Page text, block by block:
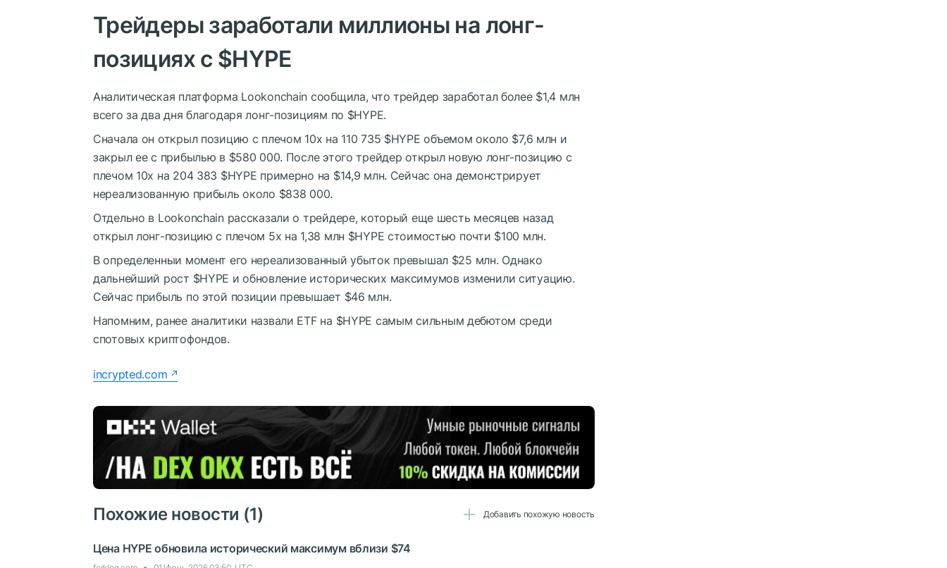
Трейдеры заработали миллионы на лонг-
позициях с $HYPE
Аналитическая платформа Lookonchain сообщила, что трейдер заработал более $1,4 млн
всего за два дня благодаря лонг-позициям по $HYPE.
Сначала он открыл позицию с плечом 10x на 110 735 $HYPE объемом около $7,6 млн и
закрыл ее с прибылью в $580 000. После этого трейдер открыл новую лонг-позицию с
плечом 10x на 204 383 $HYPE примерно на $14,9 млн. Сейчас она демонстрирует
нереализованную прибыль около $838 000.
Отдельно в Lookonchain рассказали о трейдере, который еще шесть месяцев назад
открыл лонг-позицию с плечом 5x на 1,38 млн $HYPE стоимостью почти $100 млн.
В определенныи момент его нереализованный убыток превышал $25 млн. Однако
дальнейший рост $HYPE и обновление исторических максимумов изменили ситуацию.
Сейчас прибыль по этой позиции превышает $46 млн.
Напомним, ранее аналитики назвали ETF на $HYPE самым сильным дебютом среди
спотовых криптофондов.
incrypted.com
Похожие новости (1) Добавить похожую новость
Цена HYPE обновила исторический максимум вблизи $74